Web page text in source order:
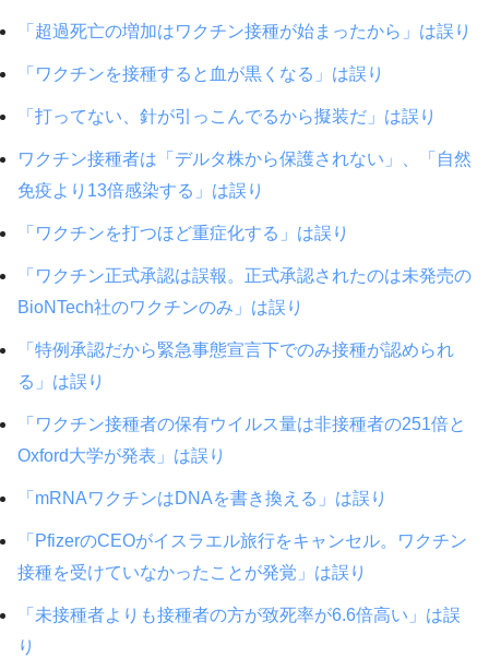
「超過死亡の増加はワクチン接種が始まったから」は誤り
「ワクチンを接種すると血が黒くなる」は誤り
「打ってない、針が引っこんでるから擬装だ」は誤り
ワクチン接種者は「デルタ株から保護されない」、「自然
免疫より13倍感染する」は誤り
「ワクチンを打つほど重症化する」は誤り
「ワクチン正式承認は誤報。正式承認されたのは未発売の
BioNTech社のワクチンのみ」は誤り
「特例承認だから緊急事態宣言下でのみ接種が認められ
る」は誤り
「ワクチン接種者の保有ウイルス量は非接種者の251倍と
Oxford大学が発表」は誤り
「mRNAワクチンはDNAを書き換える」は誤り
「PfizerのCEOがイスラエル旅行をキャンセル。ワクチン
接種を受けていなかったことが発覚」は誤り
「未接種者よりも接種者の方が致死率が6.6倍高い」は誤
り